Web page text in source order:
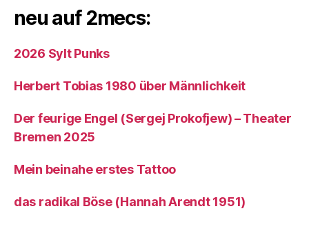
neu auf 2mecs:
2026 Sylt Punks
Herbert Tobias 1980 über Männlichkeit
Der feurige Engel (Sergej Prokofjew) – Theater
Bremen 2025
Mein beinahe erstes Tattoo
das radikal Böse (Hannah Arendt 1951)